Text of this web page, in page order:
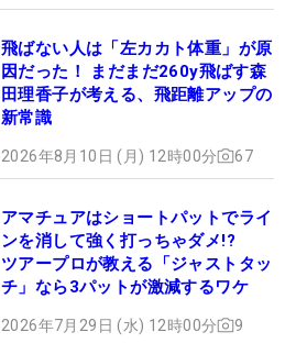
飛ばない人は「左カカト体重」が原
因だった！ まだまだ260y飛ばす森
田理香子が考える、飛距離アップの
新常識
2026年8月10日 (月) 12時00分 67
アマチュアはショートパットでライ
ンを消して強く打っちゃダメ!?
ツアープロが教える「ジャストタッ
チ」なら3パットが激減するワケ
2026年7月29日 (水) 12時00分 9